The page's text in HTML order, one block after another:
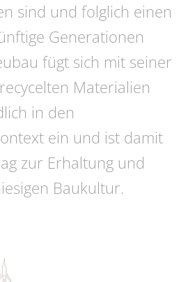
sind und folglich einen
Generationen
fügt sich mit seiner
Materialien
in den
ein und ist damit
zur Erhaltung und
Baukultur.